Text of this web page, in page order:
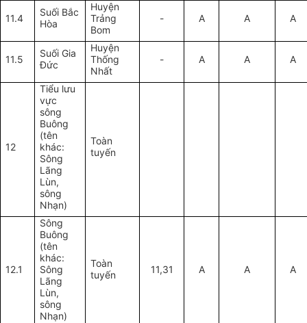
11.4
Suối Bắc
Hòa
Huyện
Trảng
Bom
- A A A
11.5
Suối Gia
Đức
Huyện
Thống
Nhất
- A A A
12
Tiểu lưu
vực
sông
Buông
(tên
khác:
Sông
Lãng
Lùn,
sông
Nhạn)
Toàn
tuyến
12.1
Sông
Buông
(tên
khác:
Sông
Lãng
Lùn,
sông
Nhạn)
Toàn
tuyến
11,31 A A A